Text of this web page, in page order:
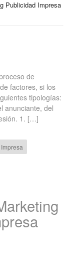
Publicidad Impresa
de
factores, si los
tipologías:
anunciante, del
1. […]